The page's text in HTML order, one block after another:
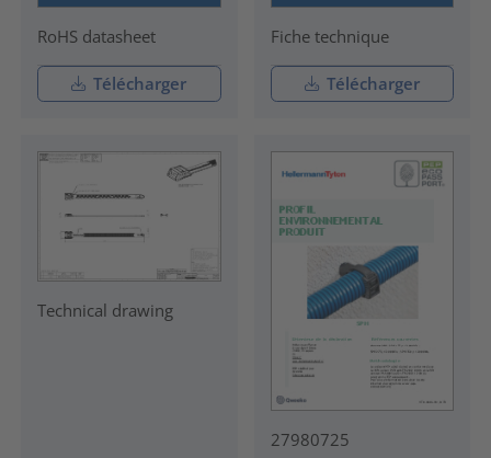
RoHS datasheet
Télécharger
Fiche technique
Télécharger
Technical drawing
27980725